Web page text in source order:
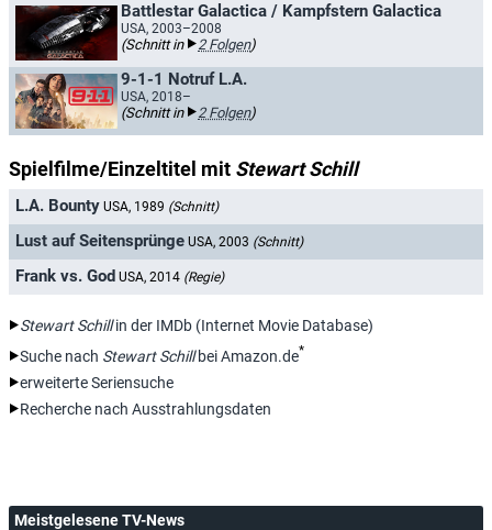
Battlestar Galactica / Kampfstern Galactica
USA, 2003–2008
(Schnitt in 2 Folgen)
9-1-1 Notruf L.A.
USA, 2018–
(Schnitt in 2 Folgen)
Spielfilme/Einzeltitel mit Stewart Schill
L.A. Bounty USA, 1989 (Schnitt)
Lust auf Seitensprünge USA, 2003 (Schnitt)
Frank vs. God USA, 2014 (Regie)
Stewart Schillin der IMDb (Internet Movie Database)
Suche nach Stewart Schillbei Amazon.de*
erweiterte Seriensuche
Recherche nach Ausstrahlungsdaten
Meistgelesene TV-News